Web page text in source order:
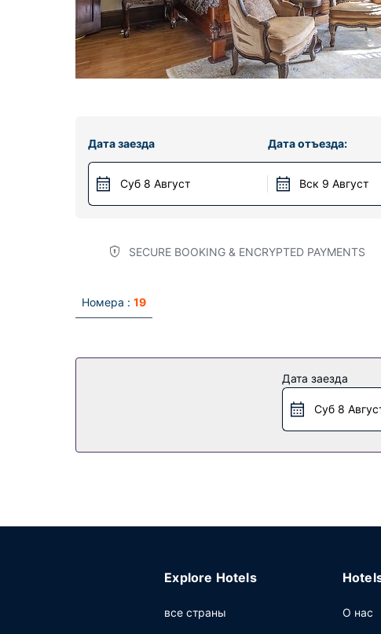
Дата заезда
Суб 8 Август
Дата отъезда:
Вск 9 Август
SECURE BOOKING & ENCRYPTED PAYMENTS
Номера : 19
Дата заезда
Суб 8
Explore Hotels
все страны О нас